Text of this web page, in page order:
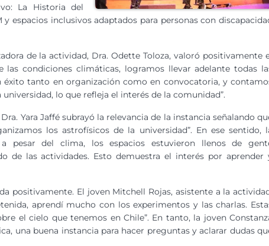
La Historia del
espacios inclusivos adaptados para personas con
de la actividad, Dra. Odette Toloza, valoró positivamente
las condiciones climáticas, logramos llevar adelante todas
tanto en organización como en convocatoria, y
lo que refleja el interés de la comunidad”.
Yara Jaffé subrayó la relevancia de la instancia señalando
los astrofísicos de la universidad”. En ese sentido,
pesar del clima, los espacios estuvieron llenos de
de las actividades. Esto demuestra el interés por aprender
positivamente. El joven Mitchell Rojas, asistente a la
aprendí mucho con los experimentos y las charlas.
el cielo que tenemos en Chile”. En tanto, la joven
una buena instancia para hacer preguntas y aclarar dudas